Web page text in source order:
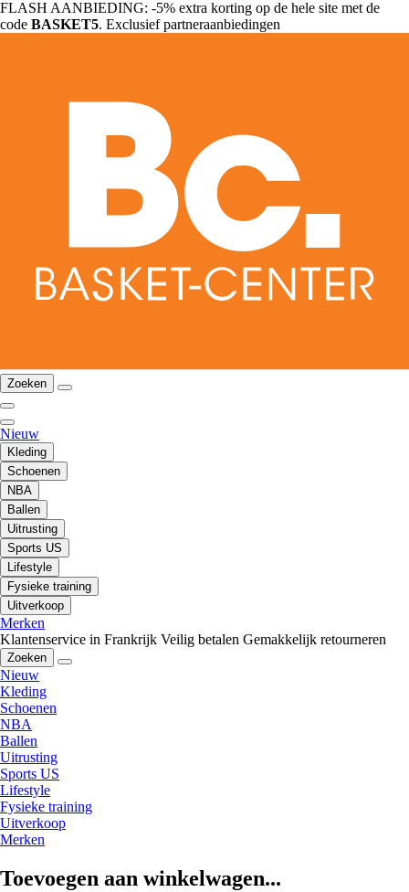
FLASH AANBIEDING: -5% extra korting op de hele site met de
code BASKET5. Exclusief partneraanbiedingen
Zoeken
Nieuw
Kleding
Schoenen
NBA
Ballen
Uitrusting
Sports US
Lifestyle
Fysieke training
Uitverkoop
Merken
Klantenservice in Frankrijk Veilig betalen Gemakkelijk retourneren
Zoeken
Nieuw
Kleding
Schoenen
NBA
Ballen
Uitrusting
Sports US
Lifestyle
Fysieke training
Uitverkoop
Merken
Toevoegen aan winkelwagen...